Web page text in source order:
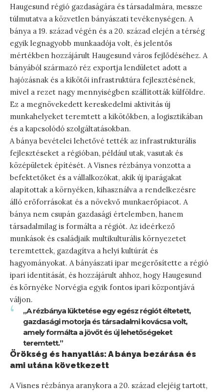
Haugesund régió gazdaságára és társadalmára, messze
túlmutatva a közvetlen bányászati tevékenységen. A
bánya a 19. század végén és a 20. század elején a térség
egyik legnagyobb munkaadója volt, és jelentős
mértékben hozzájárult Haugesund város fejlődéséhez. A
bányából származó réz exportja lendületet adott a
hajózásnak és a kikötői infrastruktúra fejlesztésének,
mivel a rezet nagy mennyiségben szállították külföldre.
Ez a megnövekedett kereskedelmi aktivitás új
munkahelyeket teremtett a kikötőkben, a logisztikában
és a kapcsolódó szolgáltatásokban.
A bánya bevételei lehetővé tették az infrastrukturális
fejlesztéseket a régióban, például utak, vasutak és
középületek építését. A Visnes rézbánya vonzotta a
befektetőket és a vállalkozókat, akik új iparágakat
alapítottak a környéken, kihasználva a rendelkezésre
álló erőforrásokat és a növekvő munkaerőpiacot. A
bánya nem csupán gazdasági értelemben, hanem
társadalmilag is formálta a régiót. Az ideérkező
munkások és családjaik multikulturális környezetet
teremtettek, gazdagítva a helyi kultúrát és
hagyományokat. A bányászati ipar megerősítette a régió
ipari identitását, és hozzájárult ahhoz, hogy Haugesund
és környéke Norvégia egyik fontos ipari központjává
váljon.
„A rézbánya lüktetése egy egész régiót éltetett,
gazdasági motorja és társadalmi kovácsa volt,
amely formálta a jövőt és új lehetőségeket
teremtett.”
Örökség és hanyatlás: A bánya bezárása és
ami utána következett
A Visnes rézbánya aranykora a 20. század elejéig tartott,